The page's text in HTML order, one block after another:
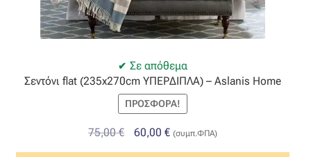
Όροι Χρήσης
ΠΙΣΤΟΠΟΙΗΣΕΙΣ ΧΑΛΙΩΝ COLORE COLORI
Σε απόθεμα
Σεντόνι flat (235x270cm ΥΠΕΡΔΙΠΛΑ) – Aslanis Home
ΠΡΟΣΦΟΡΆ!
75,00€
Original
price
60,00 €Η
τρέχουσα
(συμπ.ΦΠΑ)